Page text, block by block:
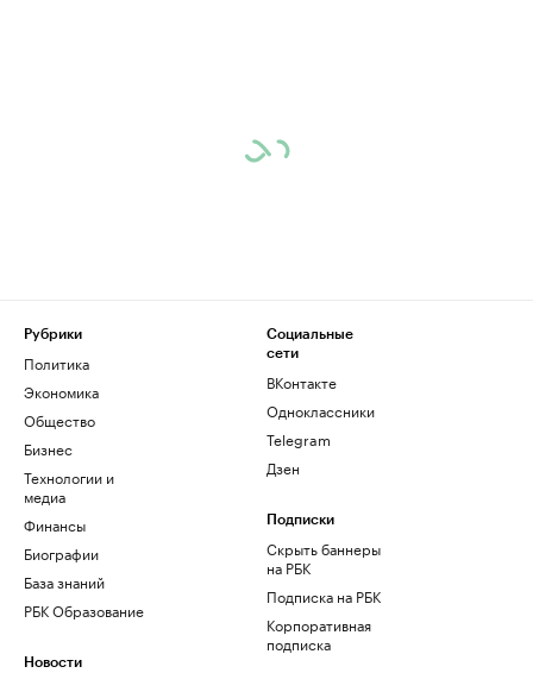
Рубрики
Политика
Экономика
Общество
Бизнес
Технологии и
медиа
Финансы
Биографии
База знаний
РБК Образование
Новости
Социальные
сети
ВКонтакте
Одноклассники
Telegram
Дзен
Подписки
Скрыть баннеры
на РБК
Подписка на РБК
Корпоративная
подписка